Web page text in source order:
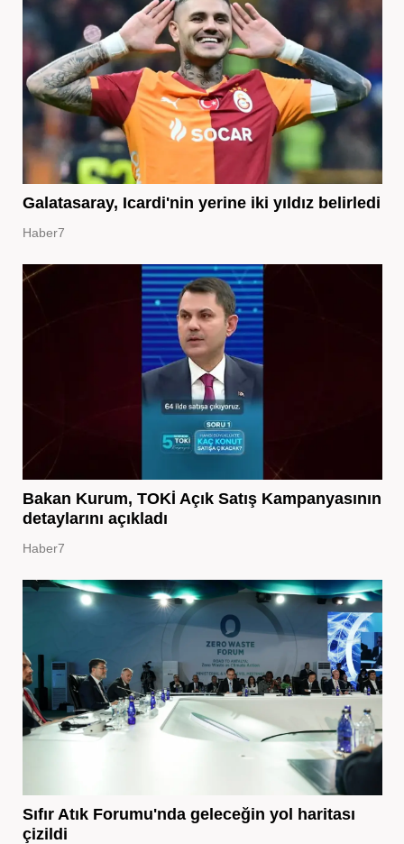
Galatasaray, Icardi'nin yerine iki yıldız belirledi
Haber7
Bakan Kurum, TOKİ Açık Satış Kampanyasının
detaylarını açıkladı
Haber7
Sıfır Atık Forumu'nda geleceğin yol haritası
çizildi